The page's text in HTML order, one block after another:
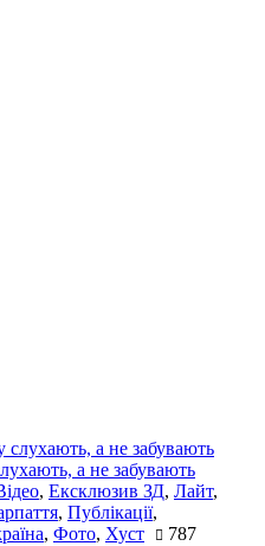
а не забувають
, Ексклюзив ЗД, Лайт,
, Публікації,
, Фото, Хуст 787